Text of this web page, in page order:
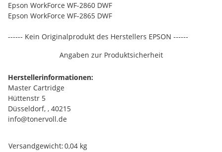
Epson WorkForce WF-2860 DWF
Epson WorkForce WF-2865 DWF
------ Kein Originalprodukt des Herstellers EPSON ------
Angaben zur Produktsicherheit
Herstellerinformationen:
Master Cartridge
Hüttenstr 5
Düsseldorf, , 40215
info@tonervoll.de
Produkteigenschaft
Wert
Versandgewicht:0,04 kg